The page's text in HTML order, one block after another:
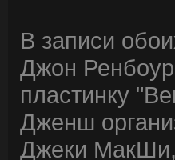
В записи
Джон
пластинку
Дженш
Джеки МакШи,